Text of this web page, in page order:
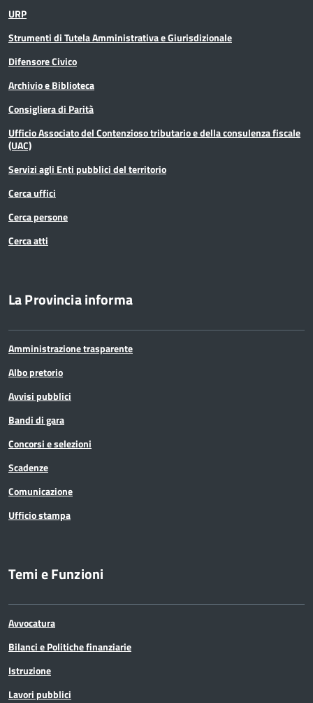
URP
Strumenti di Tutela Amministrativa e Giurisdizionale
Difensore Civico
Archivio e Biblioteca
Consigliera di Parità
Ufficio Associato del Contenzioso tributario e della consulenza fiscale
(UAC)
Servizi agli Enti pubblici del territorio
Cerca uffici
Cerca persone
Cerca atti
La Provincia informa
Amministrazione trasparente
Albo pretorio
Avvisi pubblici
Bandi di gara
Concorsi e selezioni
Scadenze
Comunicazione
Ufficio stampa
Temi e Funzioni
Avvocatura
Bilanci e Politiche finanziarie
Istruzione
Lavori pubblici